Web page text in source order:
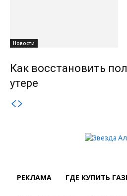
Новости
Как восстановить
утере
РЕКЛАМА ГДЕ КУПИТЬ